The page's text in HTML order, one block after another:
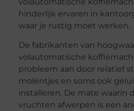
volautomatische
hinderlijk ervaren in
waar je rustig moet werken.
De fabrikanten van
volautomatische
probleem aan door relatief
molentjes en soms ook
installeren. De mate waarin
vruchten afwerpen is een